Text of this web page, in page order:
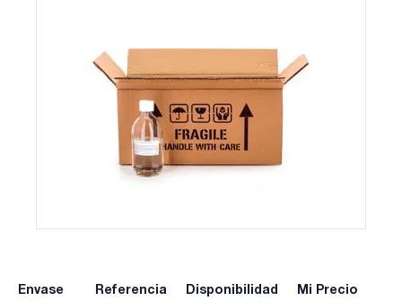
Envase Referencia Disponibilidad Mi Precio